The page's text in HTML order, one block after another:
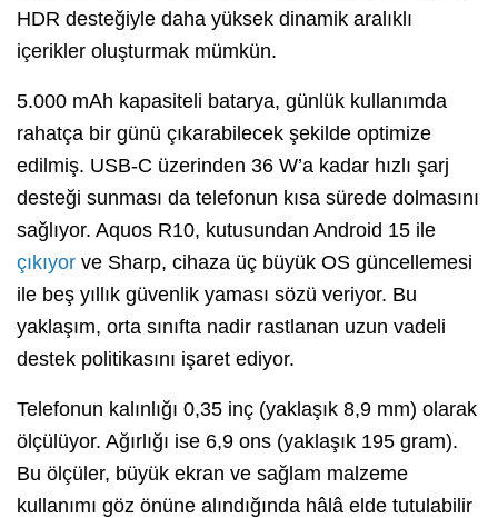
HDR desteğiyle daha yüksek dinamik aralıklı
içerikler oluşturmak mümkün.
5.000 mAh kapasiteli batarya, günlük kullanımda
rahatça bir günü çıkarabilecek şekilde optimize
edilmiş. USB-C üzerinden 36 W’a kadar hızlı şarj
desteği sunması da telefonun kısa sürede dolmasını
sağlıyor. Aquos R10, kutusundan Android 15 ile
çıkıyor ve Sharp, cihaza üç büyük OS güncellemesi
ile beş yıllık güvenlik yaması sözü veriyor. Bu
yaklaşım, orta sınıfta nadir rastlanan uzun vadeli
destek politikasını işaret ediyor.
Telefonun kalınlığı 0,35 inç (yaklaşık 8,9 mm) olarak
ölçülüyor. Ağırlığı ise 6,9 ons (yaklaşık 195 gram).
Bu ölçüler, büyük ekran ve sağlam malzeme
kullanımı göz önüne alındığında hâlâ elde tutulabilir